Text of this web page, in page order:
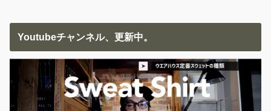
Youtubeチャンネル、更新中。